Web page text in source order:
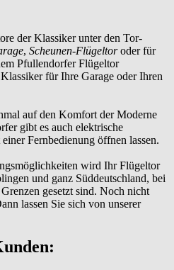
der Klassiker unter den Tor-
, Scheunen-Flügeltoroder für
Pfullendorfer Flügeltor
für Ihre Garage oder Ihren
auf den Komfort der Moderne
gibt es auch elektrische
Fernbedienung öffnen lassen.
wird Ihr Flügeltor
und ganz Süddeutschland, bei
gesetzt sind. Noch nicht
lassen Sie sich von unserer